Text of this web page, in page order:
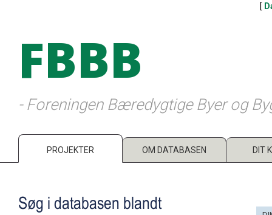
[
FBBB
- Foreningen Bæredygtige Byer og
PROJEKTER OM DATABASEN DIT
Søg i databasen blandt